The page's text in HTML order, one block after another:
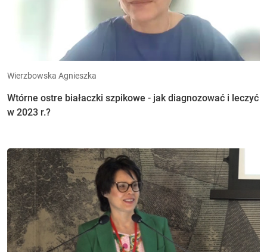
Wierzbowska Agnieszka
Wtórne ostre białaczki szpikowe - jak diagnozować i leczyć
w 2023 r.?